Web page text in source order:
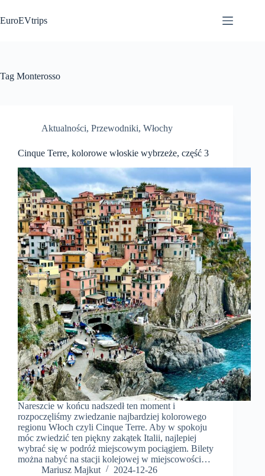
do
treści
EuroEVtrips
Tag Monterosso
Aktualności, Przewodniki, Włochy
Cinque Terre, kolorowe włoskie wybrzeże, część 3
Nareszcie w końcu nadszedł ten moment i
rozpoczęliśmy zwiedzanie najbardziej kolorowego
regionu Włoch czyli Cinque Terre. Aby w spokoju
móc zwiedzić ten piękny zakątek Italii, najlepiej
wybrać się w podróż miejscowym pociągiem. Bilety
można nabyć na stacji kolejowej w miejscowości…
Mariusz Majkut
2024-12-26